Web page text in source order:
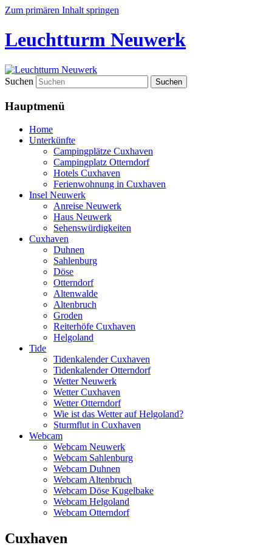
Zum primären Inhalt springen
Leuchtturm Neuwerk
Suchen
Hauptmenü
Home
Unterkünfte
Campingplätze Cuxhaven
Campingplatz Otterndorf
Hotels Cuxhaven
Ferienwohnung in Cuxhaven
Insel Neuwerk
Anreise Neuwerk
Haus Neuwerk
Sehenswürdigkeiten
Cuxhaven
Duhnen
Sahlenburg
Döse
Otterndorf
Altenwalde
Altenbruch
Groden
Reiterhöfe Cuxhaven
Helgoland
Tide
Tidenkalender Cuxhaven
Tidenkalender Otterndorf
Wetter Neuwerk
Wetter Cuxhaven
Wetter Otterndorf
Wie ist das Wetter auf Helgoland?
Sturmflut in Cuxhaven
Webcam
Webcam Neuwerk
Webcam Sahlenburg
Webcam Duhnen
Webcam Altenbruch
Webcam Döse Kugelbake
Webcam Helgoland
Webcam Otterndorf
Cuxhaven